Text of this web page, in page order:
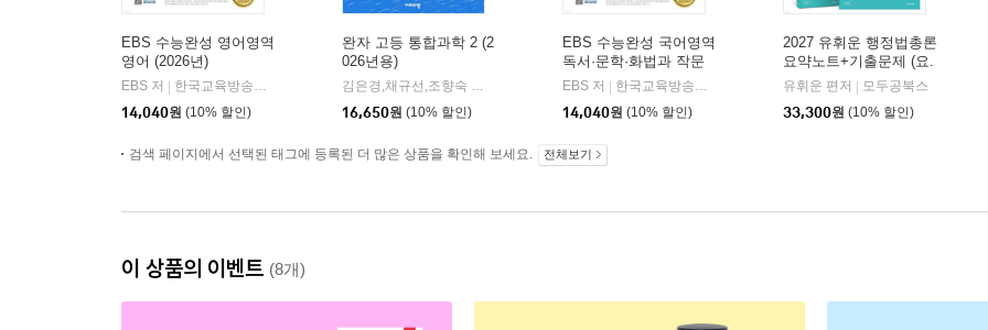
EBS 수능완성 영어영역
영어 (2026년)
EBS 저
한국교육방송공사
14,040원 (10% 할인)
완자 고등 통합과학 2 (2
026년용)
김은경,채규선,조향숙 등저
16,650원 (10% 할인)
EBS 수능완성 국어영역
독서·문학·화법과 작문
(2026년)
EBS 저
한국교육방송공사
14,040원 (10% 할인)
2027 유휘운 행정법총론
요약노트+기출문제 (요.
플.)
유휘운 편저
모두공북스
33,300원 (10% 할인)
검색 페이지에서 선택된 태그에 등록된 더 많은 상품을 확인해 보세요. 전체보기
이 상품의 이벤트 (8개)